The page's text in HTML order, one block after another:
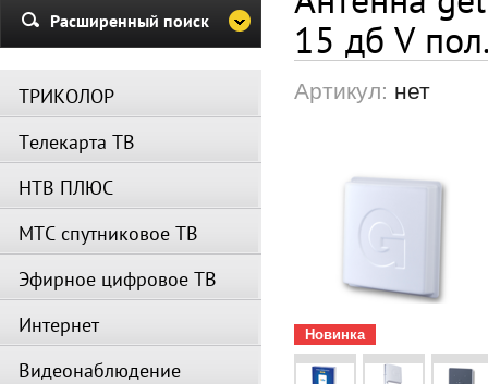
Убедительная просьба в
период не производить поиск
каналов и не перезагружать
Вещание телеканалов и
15 дб V
Артикул: нет
Новинка
Расширенный поиск
ТРИКОЛОР
Телекарта ТВ
НТВ ПЛЮС
МТС спутниковое ТВ
Эфирное цифровое ТВ
Интернет
Видеонаблюдение